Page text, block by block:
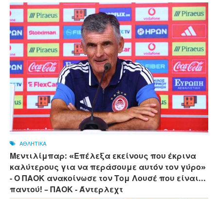
ΑΘΛΗΤΙΚΑ
Μεντιλίμπαρ: «Επέλεξα εκείνους που έκρινα
καλύτερους για να περάσουμε αυτόν τον γύρο»
- Ο ΠΑΟΚ ανακοίνωσε τον Τομ Λουσέ που είναι...
παντού! – ΠΑΟΚ - Άντερλεχτ